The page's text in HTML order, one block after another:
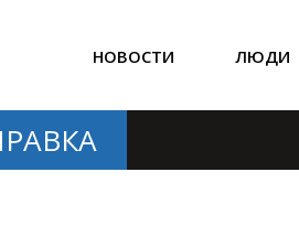
НОВОСТИ ЛЮДИ